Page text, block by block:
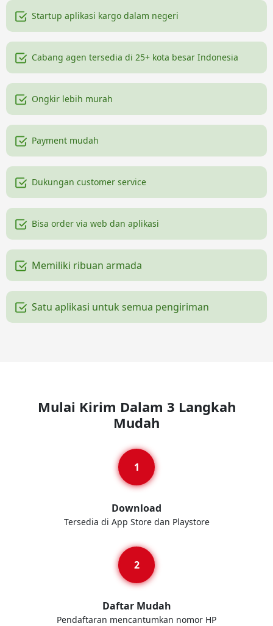
Startup aplikasi kargo dalam negeri
Cabang agen tersedia di 25+ kota besar Indonesia
Ongkir lebih murah
Payment mudah
Dukungan customer service
Bisa order via web dan aplikasi
Memiliki ribuan armada
Satu aplikasi untuk semua pengiriman
Mulai Kirim Dalam 3 Langkah
Mudah
Download
Tersedia di App Store dan Playstore
Daftar Mudah
Pendaftaran mencantumkan nomor HP